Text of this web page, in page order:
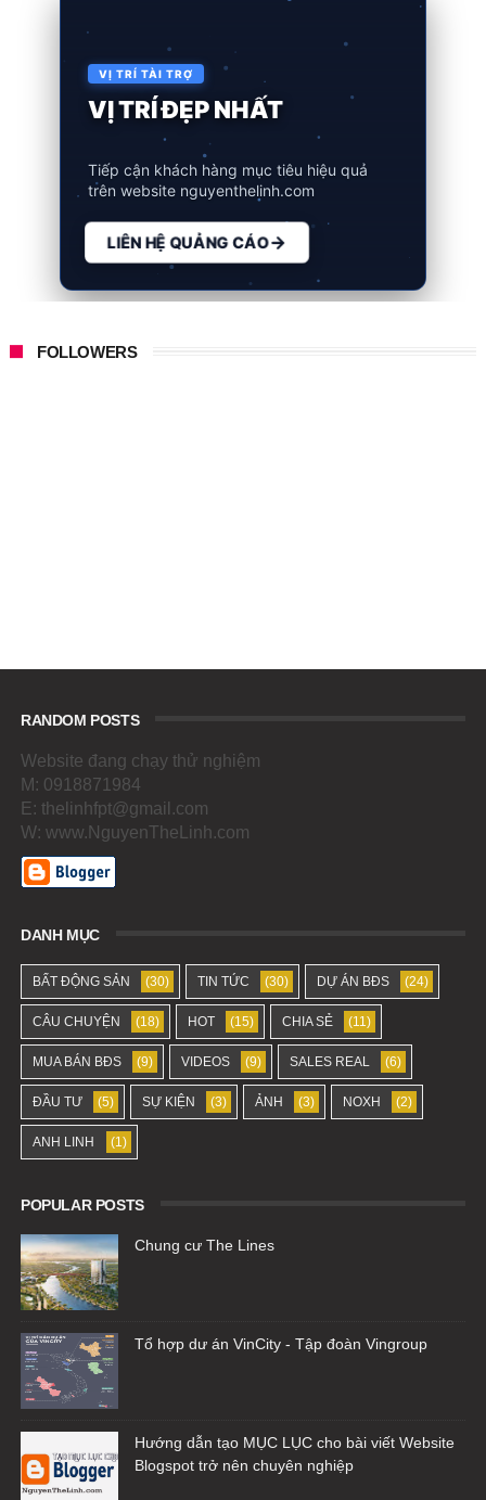
VỊ TRÍ TÀI TRỢ
VỊ TRÍ ĐẸP NHẤT
Tiếp cận khách hàng mục tiêu hiệu quả
trên website nguyenthelinh.com
LIÊN HỆ QUẢNG CÁO
FOLLOWERS
RANDOM POSTS
Website đang chạy thử nghiệm
M: 0918871984
E: thelinhfpt@gmail.com
W: www.NguyenTheLinh.com
DANH MỤC
BẤT ĐỘNG SẢN (30) TIN TỨC (30) DỰ ÁN BĐS (24)
CÂU CHUYỆN (18) HOT (15) CHIA SẺ (11)
MUA BÁN BĐS (9) VIDEOS (9) SALES REAL (6)
ĐẦU TƯ (5) SỰ KIỆN (3) ẢNH (3) NOXH (2)
ANH LINH (1)
POPULAR POSTS
Chung cư The Lines
Tổ hợp dư án VinCity - Tập đoàn Vingroup
Hướng dẫn tạo MỤC LỤC cho bài viết Website
Blogspot trở nên chuyên nghiệp